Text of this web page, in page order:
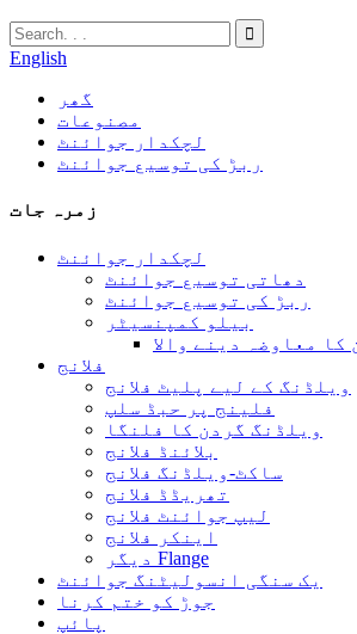
English
گھر
مصنوعات
لچکدار جوائنٹ
ربڑ کی توسیع جوائنٹ
زمرہ جات
لچکدار جوائنٹ
دھاتی توسیع جوائنٹ
ربڑ کی توسیع جوائنٹ
بیلو کمپنسیٹر
کا معاوضہ دینے والا
فلانج
ویلڈنگ کے لیے پلیٹ فلانج
فلینج پر حبڈ سلپ
ویلڈنگ گردن کا فلنگا
بلائنڈ فلانج
ساکٹ-ویلڈنگ فلانج
تھریڈڈ فلانج
لیپ جوائنٹ فلانج
اینکر فلانج
دیگر Flange
یک سنگی انسولیٹنگ جوائنٹ
جوڑ کو ختم کرنا
پائپ